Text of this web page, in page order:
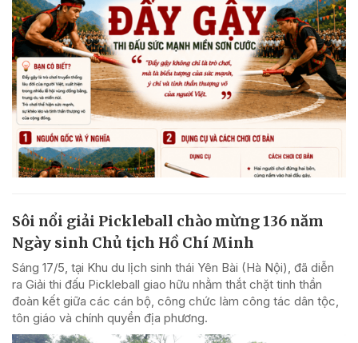
Sôi nổi giải Pickleball chào mừng 136 năm
Ngày sinh Chủ tịch Hồ Chí Minh
Sáng 17/5, tại Khu du lịch sinh thái Yên Bài (Hà Nội), đã diễn
ra Giải thi đấu Pickleball giao hữu nhằm thắt chặt tinh thần
đoàn kết giữa các cán bộ, công chức làm công tác dân tộc,
tôn giáo và chính quyền địa phương.